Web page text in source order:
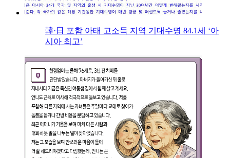
韓·日 포함 아태 고소득 지역 기대수명 84.1세 ‘아
시아 최고’